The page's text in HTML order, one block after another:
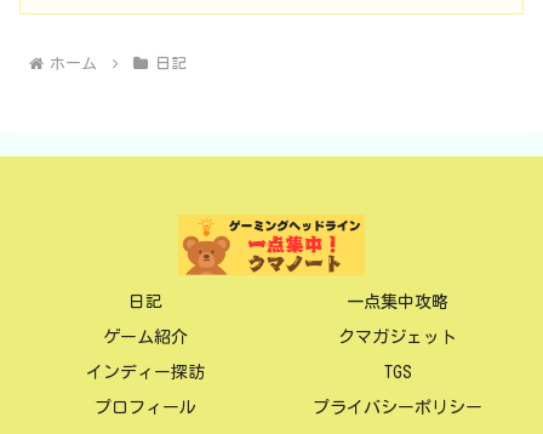
ホーム 日記
日記 一点集中攻略
ゲーム紹介 クマガジェット
インディー探訪 TGS
プロフィール プライバシーポリシー